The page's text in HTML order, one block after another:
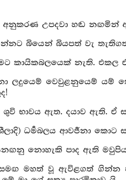
උපදවා හඬ නඟමින්
බියෙන් බියපත් වැ
මට කායිකබලයෙක් නැති.
ලදුයෙම් වෙවුළනුයෙම් යම්
භාවය ඇත. දයාව ඇති. ඒ
ධර්‍මබලය ආවර්‍ජනා කොට
නොහැකි පාද ඇති
සමඟ මහත් වූ ඇවිළගත්